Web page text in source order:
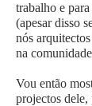
trabalho e
(apesar disso
nós
na
Vou então
projectos dele,